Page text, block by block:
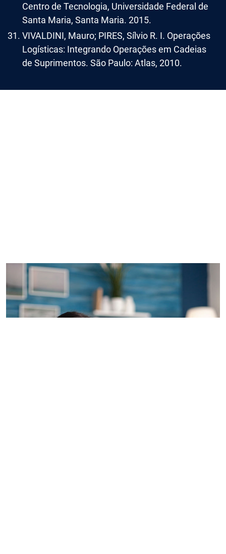
Centro de Tecnologia, Universidade Federal de
Santa Maria, Santa Maria. 2015.
VIVALDINI, Mauro; PIRES, Sílvio R. I. Operações
Logísticas: Integrando Operações em Cadeias
de Suprimentos. São Paulo: Atlas, 2010.
Imagem de capa